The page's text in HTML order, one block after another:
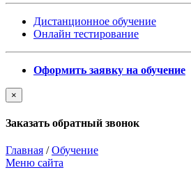
Дистанционное обучение
Онлайн тестирование
Оформить заявку на обучение
×
Заказать обратный звонок
Главная /Обучение
Меню сайта